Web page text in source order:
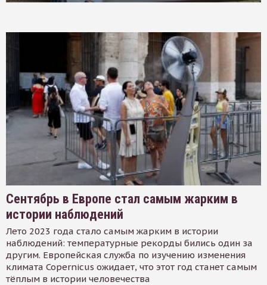
Сентябрь в Европе стал самым жарким в
истории наблюдений
Лето 2023 года стало самым жарким в истории
наблюдений: температурные рекорды бились один за
другим. Европейская служба по изучению изменения
климата Copernicus ожидает, что этот год станет самым
тёплым в истории человечества